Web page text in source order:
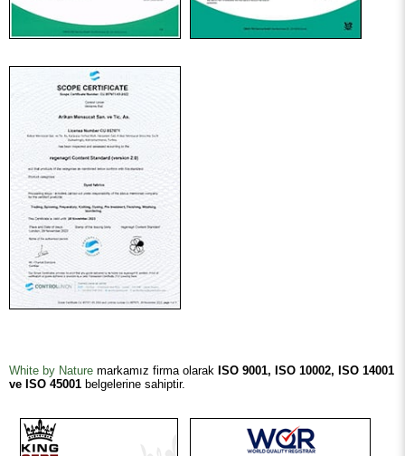
White by Nature markamız firma olarak ISO 9001, ISO 10002, ISO 14001
ve ISO 45001 belgelerine sahiptir.